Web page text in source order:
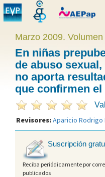
Marzo 2009.
En niñas
de abuso
no aporta
que confirmen
Revisores:Aparicio Rodrigo
Suscripción
Reciba periódicamente por
publicados